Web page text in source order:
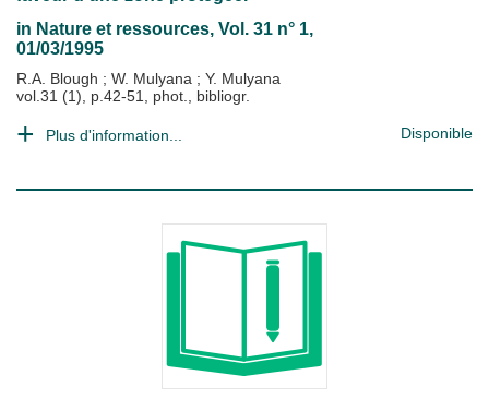
in Nature et ressources, Vol. 31 n° 1,
01/03/1995
R.A. Blough ; W. Mulyana ; Y. Mulyana
vol.31 (1), p.42-51, phot., bibliogr.
Plus d'information... Disponible